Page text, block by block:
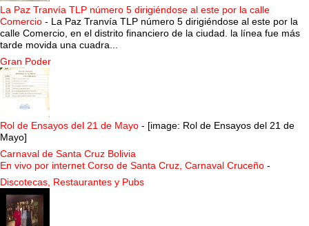
La Paz Tranvía TLP número 5 dirigiéndose al este por la calle
Comercio - La Paz Tranvía TLP número 5 dirigiéndose al este por la
calle Comercio, en el distrito financiero de la ciudad. la línea fue más
tarde movida una cuadra...
Gran Poder
Rol de Ensayos del 21 de Mayo - [image: Rol de Ensayos del 21 de
Mayo]
Carnaval de Santa Cruz Bolivia
En vivo por internet Corso de Santa Cruz, Carnaval Cruceño -
Discotecas, Restaurantes y Pubs